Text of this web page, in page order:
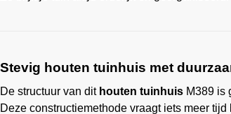
Stevig houten tuinhuis met
De structuur van dit houten tuinhuis M389 is
Deze constructiemethode vraagt iets meer